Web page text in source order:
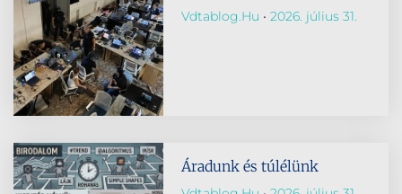
Vdtablog.hu 2026. július 31.
Áradunk és túlélünk